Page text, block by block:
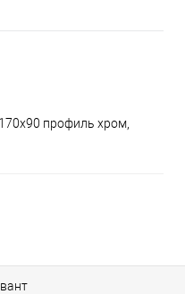
профиль хром,